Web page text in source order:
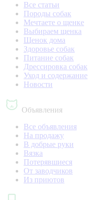
Все статьи
Породы собак
Мечтаете о щенке
Выбираем щенка
Щенок дома
Здоровье собак
Питание собак
Дрессировка собак
Уход и содержание
Новости
Объявления
Все объявления
На продажу
В добрые руки
Вязка
Потерявшиеся
От заводчиков
Из приютов